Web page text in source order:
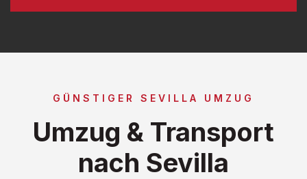
GÜNSTIGER SEVILLA UMZUG
Umzug & Transport
nach Sevilla